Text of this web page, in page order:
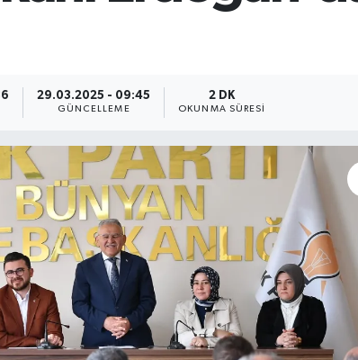
29.03.2025 - 09:45
GÜNCELLEME
2 DK
OKUNMA SÜRESI